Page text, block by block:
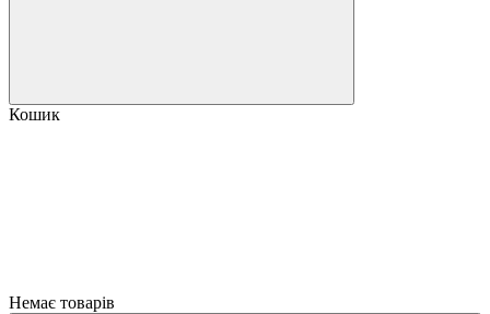
Кошик
Немає товарів